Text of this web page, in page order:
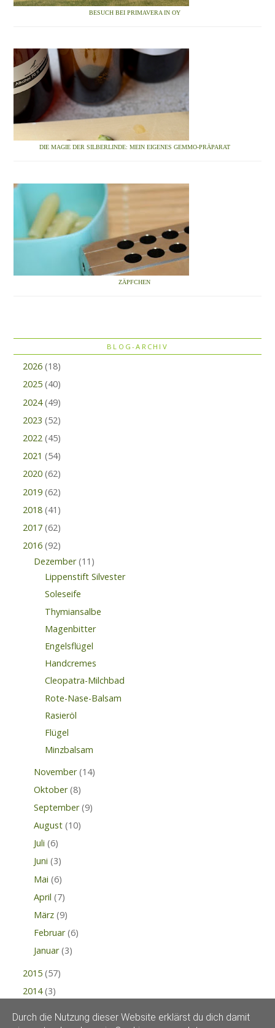
BESUCH BEI PRIMAVERA IN OY
DIE MAGIE DER SILBERLINDE: MEIN EIGENES GEMMO-PRÄPARAT
ZÄPFCHEN
BLOG-ARCHIV
2026 (18)
2025 (40)
2024 (49)
2023 (52)
2022 (45)
2021 (54)
2020 (62)
2019 (62)
2018 (41)
2017 (62)
2016 (92)
Dezember (11)
Lippenstift Silvester
Soleseife
Thymiansalbe
Magenbitter
Engelsflügel
Handcremes
Cleopatra-Milchbad
Rote-Nase-Balsam
Rasieröl
Flügel
Minzbalsam
November (14)
Oktober (8)
September (9)
August (10)
Juli (6)
Juni (3)
Mai (6)
April (7)
März (9)
Februar (6)
Januar (3)
2015 (57)
2014 (3)
Durch die Nutzung dieser Website erklärst du dich damit